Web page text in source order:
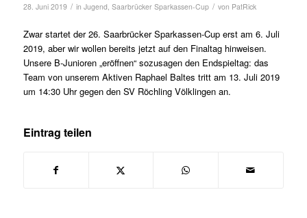
28. Juni 2019 / in Jugend, Saarbrücker Sparkassen-Cup / von PatRick
Zwar startet der 26. Saarbrücker Sparkassen-Cup erst am 6. Juli
2019, aber wir wollen bereits jetzt auf den Finaltag hinweisen.
Unsere B-Junioren „eröffnen“ sozusagen den Endspieltag: das
Team von unserem Aktiven Raphael Baltes tritt am 13. Juli 2019
um 14:30 Uhr gegen den SV Röchling Völklingen an.
Eintrag teilen